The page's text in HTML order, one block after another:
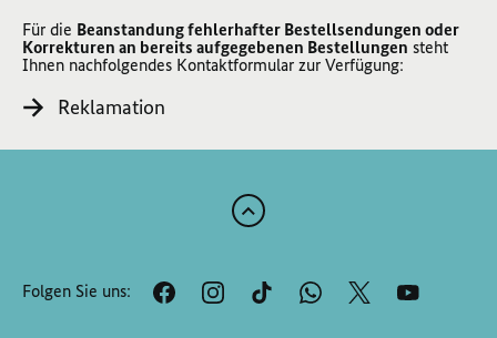
Für die Beanstandung fehlerhafter Bestellsendungen oder
Korrekturen an bereits aufgegebenen Bestellungen steht
Ihnen nachfolgendes Kontaktformular zur Verfügung:
Reklamation
Zum
der
Seite
Folgen Sie uns: